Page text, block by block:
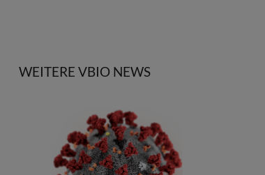
WEITERE VBIO NEWS